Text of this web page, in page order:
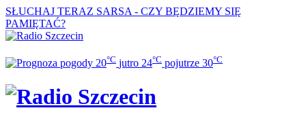
SŁUCHAJ TERAZ SARSA - CZY BĘDZIEMY SIĘ
PAMIĘTAĆ?
20°C jutro 24°C pojutrze 30°C